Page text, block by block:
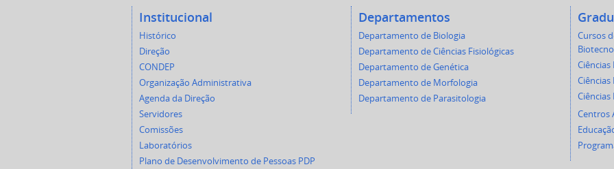
Institucional
Histórico
Direção
CONDEP
Organização Administrativa
Agenda da Direção
Servidores
Comissões
Laboratórios
Plano de Desenvolvimento de Pessoas PDP
Departamentos
Departamento de Biologia
Departamento de Ciências Fisiológicas
Departamento de Genética
Departamento de Morfologia
Departamento de Parasitologia
Cursos
Ciências
Ciências
Centros